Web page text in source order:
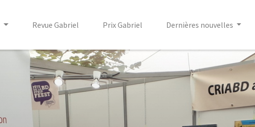
Revue Gabriel Prix Gabriel Dernières nouvelles